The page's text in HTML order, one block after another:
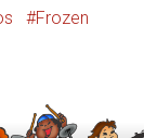
Frozen